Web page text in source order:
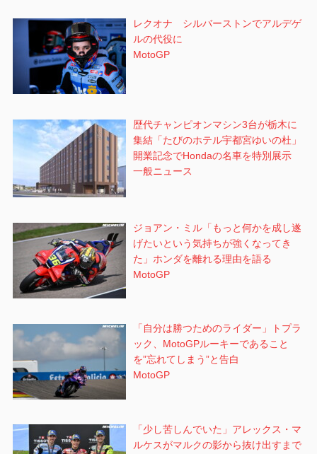
レクオナ シルバーストンでアルデゲ
ルの代役に
MotoGP
歴代チャンピオンマシン3台が栃木に
集結「たびのホテル宇都宮ゆいの杜」
開業記念でHondaの名車を特別展示
一般ニュース
ジョアン・ミル「もっと何かを成し遂
げたいという気持ちが強くなってき
た」ホンダを離れる理由を語る
MotoGP
「自分は勝つためのライダー」トプラ
ック、MotoGPルーキーであること
を”忘れてしまう”と告白
MotoGP
「少し苦しんでいた」アレックス・マ
ルケスがマルクの影から抜け出すまで